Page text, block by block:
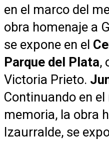
en el marco del
obra homenaje a
se expone en el
Parque del Plata,
Victoria Prieto.
Continuando en
memoria, la obra
Izaurralde, se